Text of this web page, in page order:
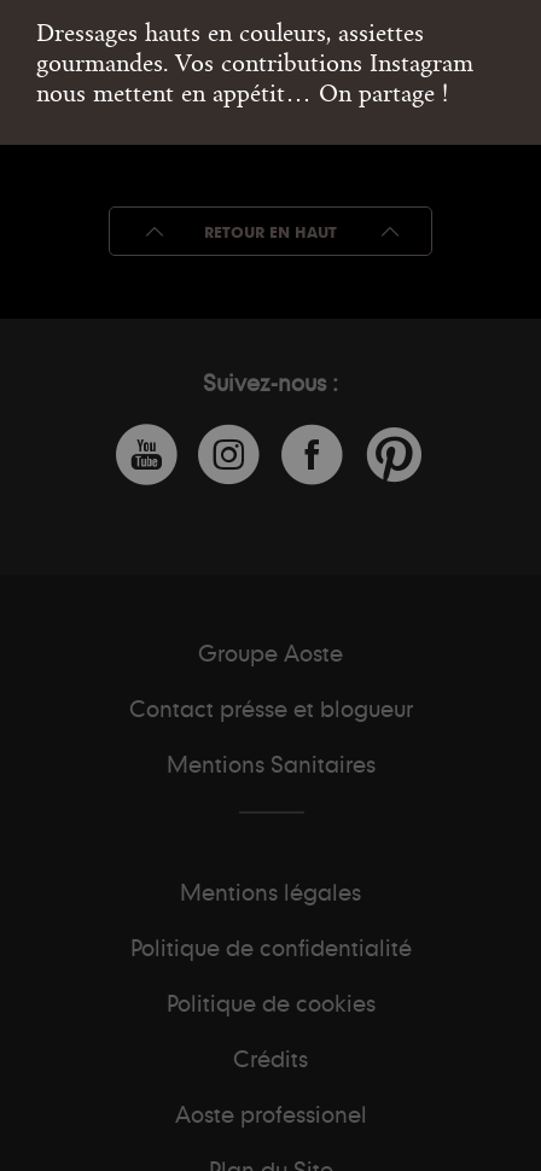
Dressages hauts en couleurs, assiettes
gourmandes. Vos contributions Instagram
nous mettent en appétit… On partage !
RETOUR EN HAUT
Suivez-nous :
Groupe Aoste
Contact présse et blogueur
Mentions Sanitaires
Mentions légales
Politique de confidentialité
Politique de cookies
Crédits
Aoste professionel